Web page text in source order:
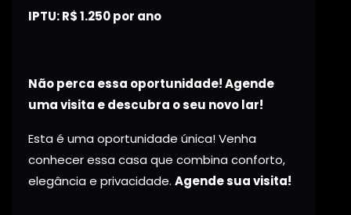
IPTU: R$ 1.250 por ano
Não perca essa oportunidade! Agende
uma visita e descubra o seu novo lar!
Esta é uma oportunidade única! Venha
conhecer essa casa que combina conforto,
elegância e privacidade. Agende sua visita!